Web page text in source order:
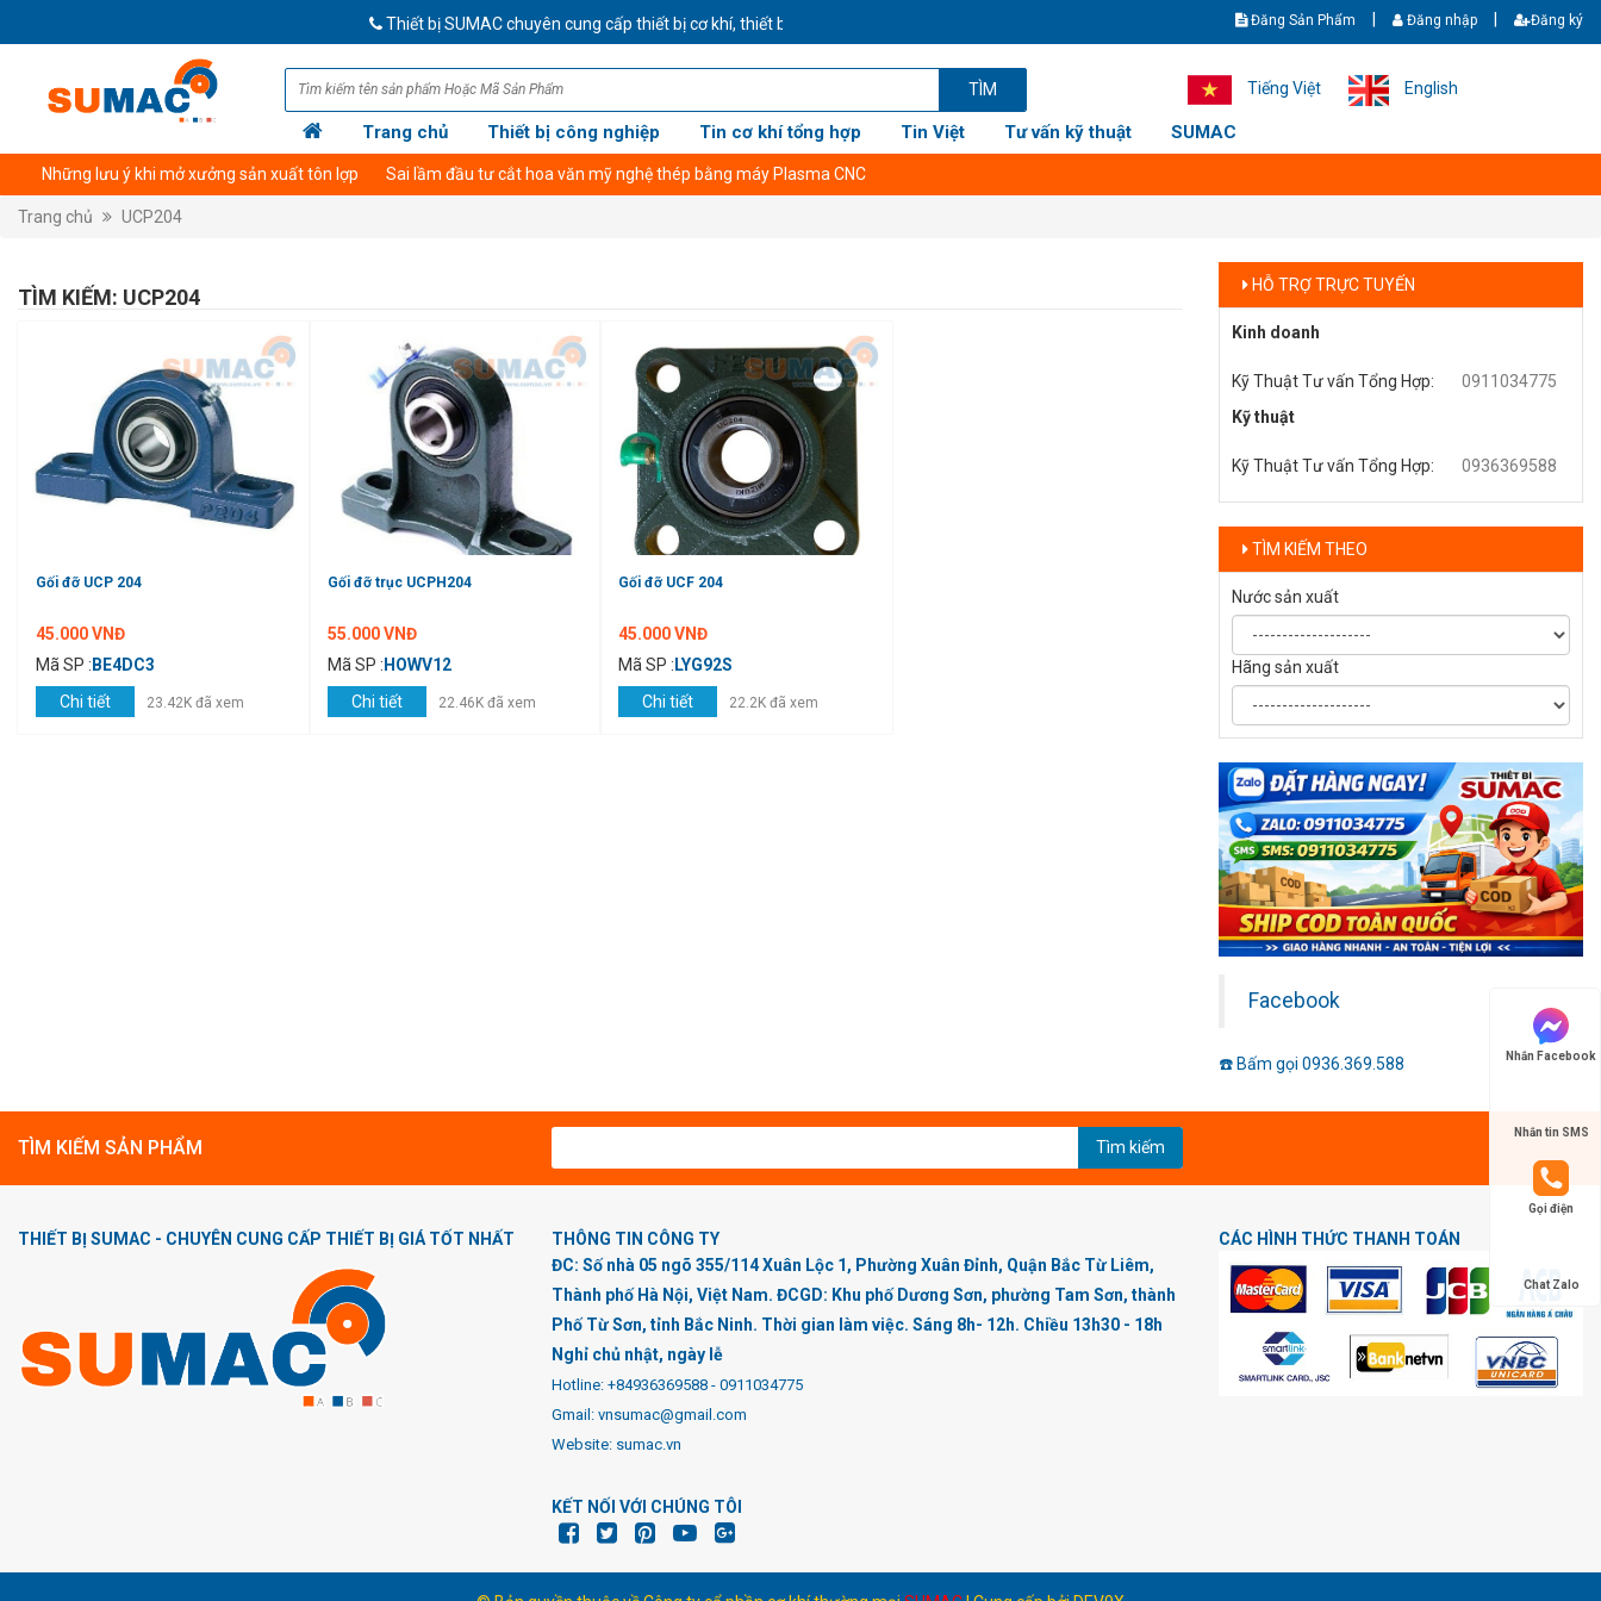
Thiết bị SUMAC chuyên cung cấp thiết bị cơ khí, thiết bị công nghiệp CHÍNH HÃNG GIÁ TỐT NHẤT - Giao hàng nhanh - Ship cod toàn quốc. Hotline/zalo:
Đăng Sản Phẩm Đăng nhập Đăng ký
TÌM Tiếng Việt English
Trang chủ Thiết bị công nghiệp Tin cơ khí tổng hợp Tin Việt Tư vấn kỹ thuật SUMAC
Những lưu ý khi mở xưởng sản xuất tôn lợp Sai lầm đầu tư cắt hoa văn mỹ nghệ thép bằng máy Plasma CNC
Trang chủ UCP204
TÌM KIẾM: UCP204
Gối đỡ UCP 204
45.000 VNĐ
Mã SP : BE4DC3
Chi tiết
23.42K đã xem
Gối đỡ trục UCPH204
55.000 VNĐ
Mã SP : HOWV12
Chi tiết
22.46K đã xem
Gối đỡ UCF 204
45.000 VNĐ
Mã SP : LYG92S
Chi tiết
22.2K đã xem
HỖ TRỢ TRỰC TUYẾN
Kinh doanh
Kỹ Thuật Tư vấn Tổng Hợp:
0911034775
Kỹ thuật
Kỹ Thuật Tư vấn Tổng Hợp: 0936369588
TÌM KIẾM THEO
Nước sản xuất
Hãng sản xuất
Facebook
☎️ Bấm gọi 0936.369.588
TÌM KIẾM SẢN PHẨM Tìm kiếm
THIẾT BỊ SUMAC - CHUYÊN CUNG CẤP THIẾT BỊ GIÁ TỐT NHẤT
THÔNG TIN CÔNG TY
ĐC: Số nhà 05 ngõ 355/114 Xuân Lộc 1, Phường Xuân Đỉnh, Quận Bắc Từ Liêm,
Thành phố Hà Nội, Việt Nam. ĐCGD: Khu phố Dương Sơn, phường Tam Sơn, thành
Phố Từ Sơn, tỉnh Bắc Ninh. Thời gian làm việc. Sáng 8h- 12h. Chiều 13h30 - 18h
Nghỉ chủ nhật, ngày lễ
Hotline: +84936369588 - 0911034775
Gmail: vnsumac@gmail.com
Website: sumac.vn
KẾT NỐI VỚI CHÚNG TÔI
CÁC HÌNH THỨC THANH TOÁN
Nhắn Facebook
Nhắn tin SMS
Gọi điện
Chat Zalo